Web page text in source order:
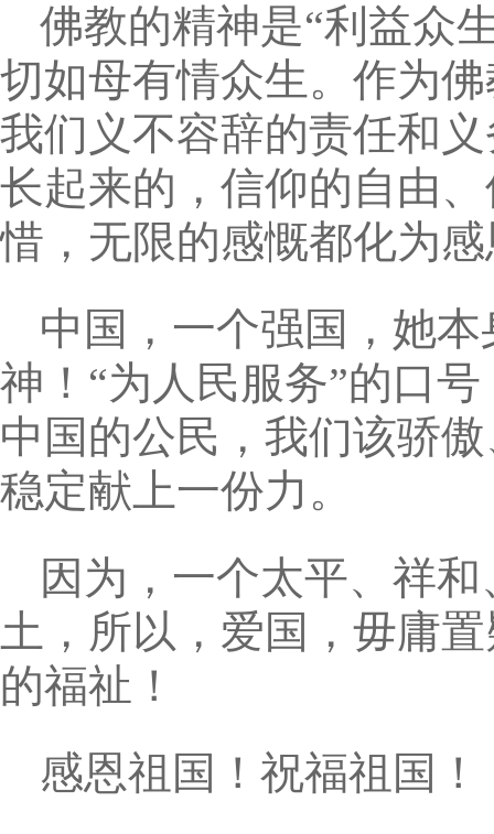
佛教的精神是“利益众
切如母有情众生。作为
我们义不容辞的责任和
长起来的，信仰的自由
惜，无限的感慨都化为
中国，一个强国，她
神！“为人民服务”的口
中国的公民，我们该骄
稳定献上一份力。
因为，一个太平、祥
土，所以，爱国，毋庸
的福祉！
感恩祖国！祝福祖国！